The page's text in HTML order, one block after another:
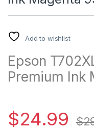
Add to wishlist
Epson
Premium Ink
$24.99 $